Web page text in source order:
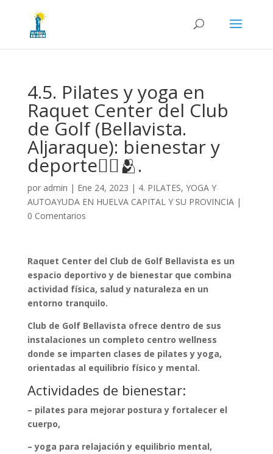
4.5. Pilates y yoga en
Raquet Center del Club
de Golf (Bellavista.
Aljaraque): bienestar y
deporte🧘‍♀️🫂.
por admin | Ene 24, 2023 | 4. PILATES, YOGA Y
AUTOAYUDA EN HUELVA CAPITAL Y SU PROVINCIA|
0 Comentarios
Raquet Center del Club de Golf Bellavista es un
espacio deportivo y de bienestar que combina
actividad física, salud y naturaleza en un
entorno tranquilo.
Club de Golf Bellavista ofrece dentro de sus
instalaciones un completo centro wellness
donde se imparten clases de pilates y yoga,
orientadas al equilibrio físico y mental.
Actividades de bienestar:
– pilates para mejorar postura y fortalecer el
cuerpo,
– yoga para relajación y equilibrio mental,